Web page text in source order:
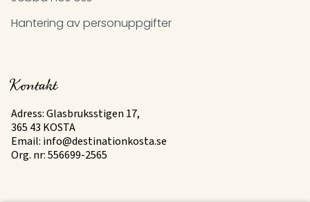
Hantering av personuppgifter
Kontakt
Adress: Glasbruksstigen 17,
365 43 KOSTA
Email: info@destinationkosta.se
Org. nr: 556699-2565